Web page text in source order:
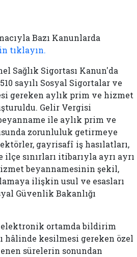
Bazı Kanunlarda
tıklayın.
Sağlık Sigortası Kanun'da
sayılı Sosyal Sigortalar ve
gereken aylık prim ve hizmet
Gelir Vergisi
ile aylık prim ve
zorunluluk getirmeye
gayrisafî iş hasılatları,
sınırları itibarıyla ayrı ayrı
beyannamesinin şekil,
ilişkin usul ve esasları
Güvenlik Bakanlığı
elektronik ortamda bildirim
kesilmesi gereken özel
sürelerin sonundan